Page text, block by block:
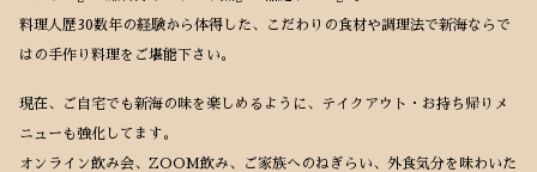
料理人歴30数年の経験から体得した、こだわりの食材や調理法で新海ならで
はの手作り料理をご堪能下さい。
現在、ご自宅でも新海の味を楽しめるように、テイクアウト・お持ち帰りメ
ニューも強化してます。
オンライン飲み会、ZOOM飲み、ご家族へのねぎらい、外食気分を味わいた